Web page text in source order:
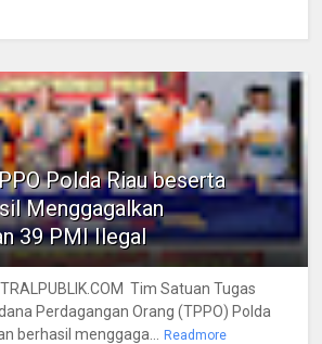
Polda Riau beserta
Menggagalkan
39 PMI Ilegal
Tim Satuan Tugas
Perdagangan Orang (TPPO) Polda
berhasil menggaga...
Readmore